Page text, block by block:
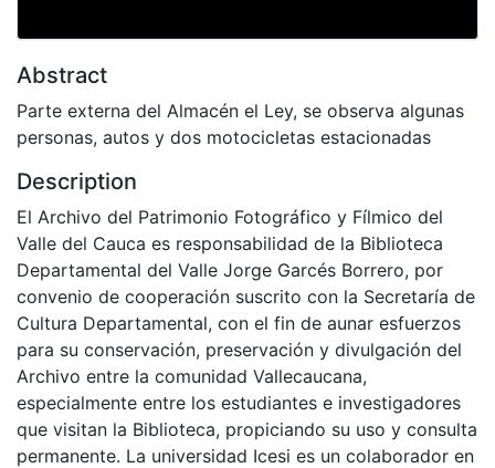
Abstract
Parte externa del Almacén el Ley, se observa algunas
personas, autos y dos motocicletas estacionadas
Description
El Archivo del Patrimonio Fotográfico y Fílmico del
Valle del Cauca es responsabilidad de la Biblioteca
Departamental del Valle Jorge Garcés Borrero, por
convenio de cooperación suscrito con la Secretaría de
Cultura Departamental, con el fin de aunar esfuerzos
para su conservación, preservación y divulgación del
Archivo entre la comunidad Vallecaucana,
especialmente entre los estudiantes e investigadores
que visitan la Biblioteca, propiciando su uso y consulta
permanente. La universidad Icesi es un colaborador en